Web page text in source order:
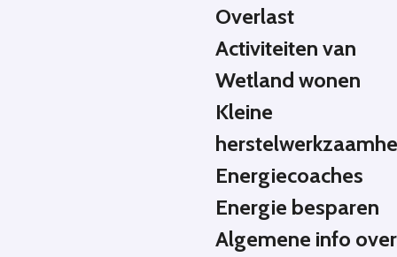
Overlast
Activiteiten van
Wetland wonen
Kleine
Energiecoaches
Energie besparen
Algemene info over